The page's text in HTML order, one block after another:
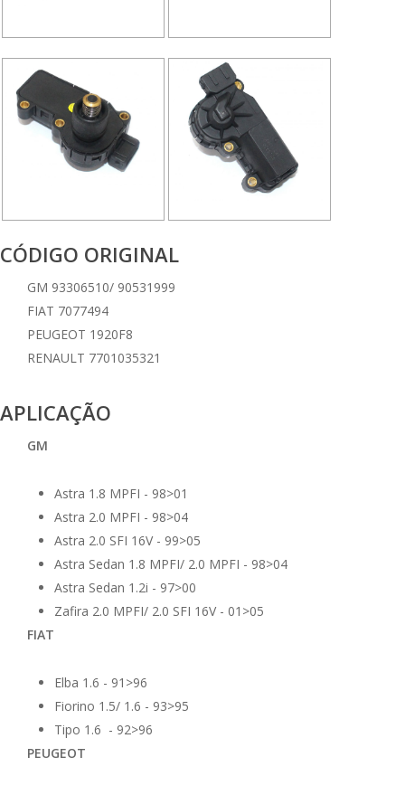
CÓDIGO ORIGINAL
GM 93306510/ 90531999
FIAT 7077494
PEUGEOT 1920F8
RENAULT 7701035321
APLICAÇÃO
GM
Astra 1.8 MPFI - 98>01
Astra 2.0 MPFI - 98>04
Astra 2.0 SFI 16V - 99>05
Astra Sedan 1.8 MPFI/ 2.0 MPFI - 98>04
Astra Sedan 1.2i - 97>00
Zafira 2.0 MPFI/ 2.0 SFI 16V - 01>05
FIAT
Elba 1.6 - 91>96
Fiorino 1.5/ 1.6 - 93>95
Tipo 1.6 - 92>96
PEUGEOT